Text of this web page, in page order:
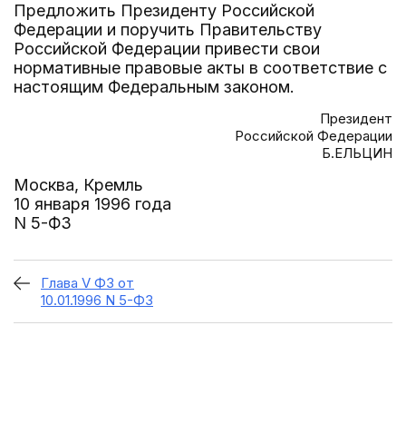
Предложить Президенту Российской
Федерации и поручить Правительству
Российской Федерации привести свои
нормативные правовые акты в соответствие с
настоящим Федеральным законом.
Президент
Российской Федерации
Б.ЕЛЬЦИН
Москва, Кремль
10 января 1996 года
N 5-ФЗ
Глава V ФЗ от
10.01.1996 N 5-ФЗ